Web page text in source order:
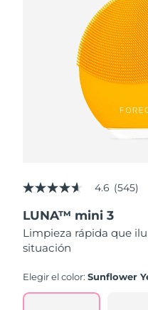
4.6
of
5
stars,
average
value.
Read
545
4.6 (545)
LUNA™ mini 3
Limpieza rápida que
situación
Elegir el color:Sunflower